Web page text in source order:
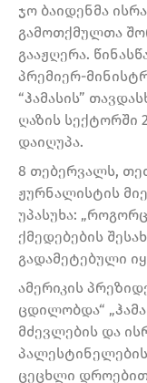
ჯო ბაიდენმა
გამოთქმულთა
გააჟღერა.
პრემიერ-
“ჰამასის”
ღაზის სექტორში
დაიღუპა.
8 თებერვალს,
ჟურნალისტის
უპასუხა:
ქმედებების
გადამეტებული
ამერიკის
ცდილობდა“
მძევლების და
ცეცხლი დროებით